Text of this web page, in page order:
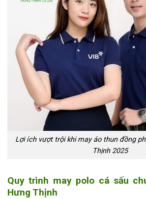
Lợi ích vượt trội khi may áo thun đồng
Thịnh 2025
Quy trình may polo cá sấu
Hưng Thịnh